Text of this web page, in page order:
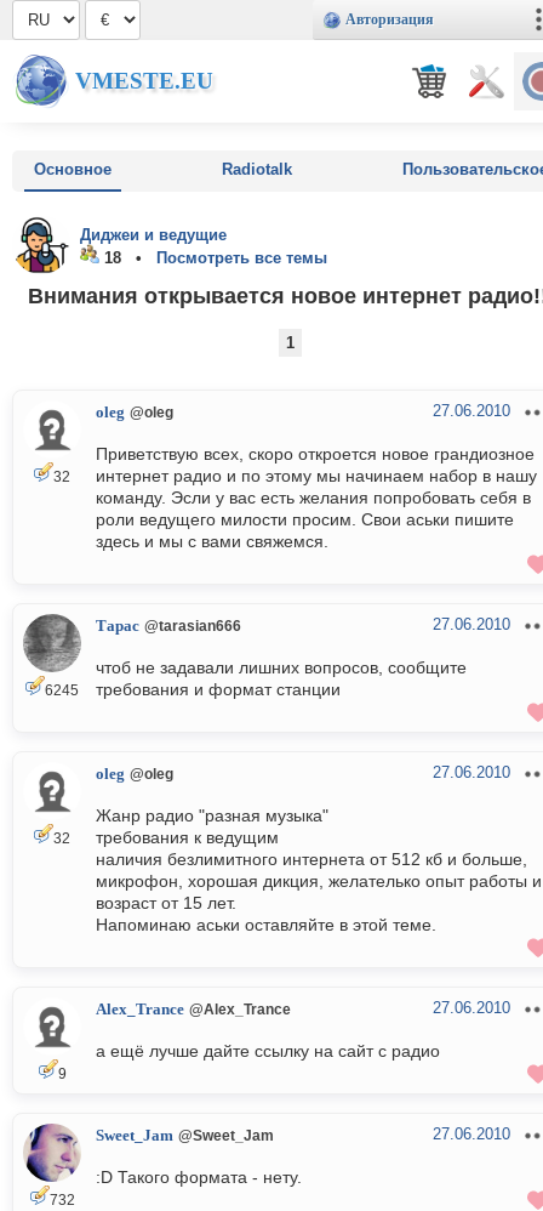
Авторизация
VMESTE.EU
Основное Radiotalk
Диджеи и ведущие
18 •
Посмотреть все темы
Внимания открывается новое интернет
1
32
oleg @oleg 27.06.2010
Приветствую всех, скоро откроется новое грандиозное
интернет радио и по этому мы начинаем набор в нашу
команду. Эсли у вас есть желания попробовать себя в
роли ведущего милости просим. Свои аськи пишите
здесь и мы с вами свяжемся.
6245
Тарас @tarasian666 27.06.2010
чтоб не задавали лишних вопросов, сообщите
требования и формат станции
32
oleg @oleg 27.06.2010
Жанр радио "разная музыка"
требования к ведущим
наличия безлимитного интернета от 512 кб и больше,
микрофон, хорошая дикция, желателько опыт работы и
возраст от 15 лет.
Напоминаю аськи оставляйте в этой теме.
9
Alex_Trance @Alex_Trance 27.06.2010
а ещё лучше дайте ссылку на сайт с радио
732
Sweet_Jam @Sweet_Jam 27.06.2010
:D Такого формата - нету.